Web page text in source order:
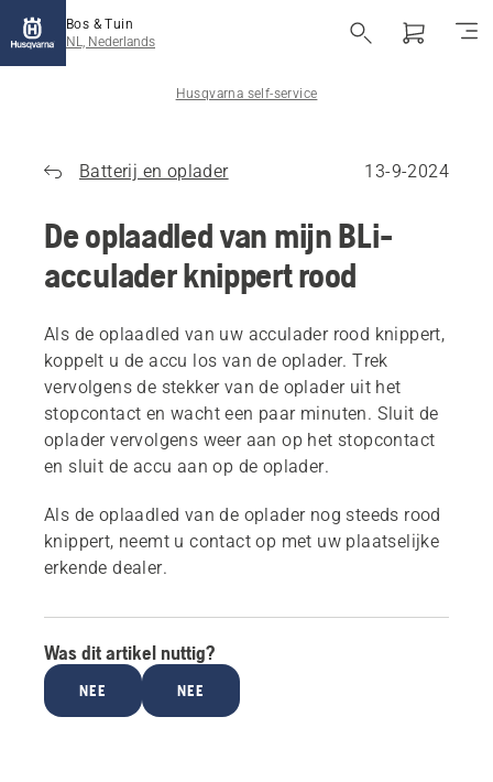
Bos & Tuin
NL, Nederlands
Husqvarna self-service
Batterij en oplader 13-9-2024
De oplaadled van mijn BLi-
acculader knippert rood
Als de oplaadled van uw acculader rood knippert,
koppelt u de accu los van de oplader. Trek
vervolgens de stekker van de oplader uit het
stopcontact en wacht een paar minuten. Sluit de
oplader vervolgens weer aan op het stopcontact
en sluit de accu aan op de oplader.
Als de oplaadled van de oplader nog steeds rood
knippert, neemt u contact op met uw plaatselijke
erkende dealer.
Was dit artikel nuttig?
NEE NEE